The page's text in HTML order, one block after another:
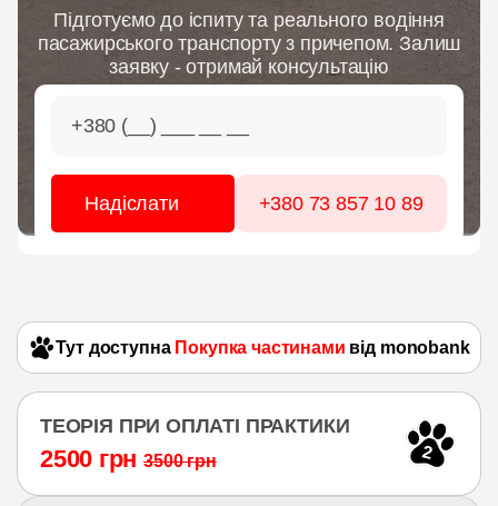
ОНЛАЙН НАВЧАННЯ
Підготуємо до іспиту та реального водіння
пасажирського транспорту з причепом. Залиш
заявку - отримай консультацію
+380 73 857 10 89
Тут доступна Покупка частинами від monobank
ТЕОРІЯ ПРИ ОПЛАТІ ПРАКТИКИ
2500 грн3500 грн 2